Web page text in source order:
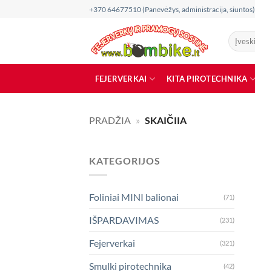
+370 64677510 (Panevėžys, administracija, siuntos)
Ieškoti:
FEJERVERKAI KITA PIROTECHNIKA
PRADŽIA » SKAIČIIA
KATEGORIJOS
Foliniai MINI balionai (71)
IŠPARDAVIMAS (231)
Fejerverkai (321)
Smulki pirotechnika (42)